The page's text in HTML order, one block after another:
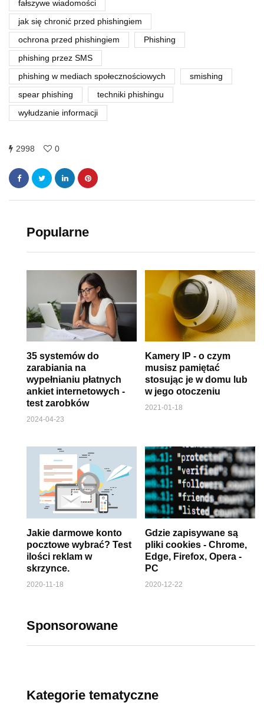
fałszywe wiadomości
jak się chronić przed phishingiem
ochrona przed phishingiem Phishing
phishing przez SMS
phishing w mediach społecznościowych smishing
spear phishing techniki phishingu
wyłudzanie informacji
2998 0
Popularne
35 systemów do
zarabiania na
wypełnianiu płatnych
ankiet internetowych -
test zarobków
2024-04-23
Kamery IP - o czym
musisz pamiętać
stosując je w domu lub
w jego otoczeniu
2021-01-18
Jakie darmowe konto
pocztowe wybrać? Test
ilości reklam w
skrzynce.
2020-11-18
Gdzie zapisywane są
pliki cookies - Chrome,
Edge, Firefox, Opera -
PC
2020-12-22
Sponsorowane
Kategorie tematyczne